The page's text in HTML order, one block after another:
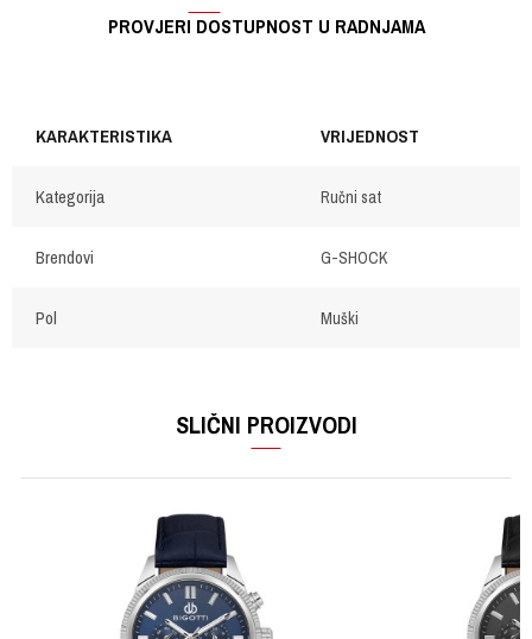
PROVJERI DOSTUPNOST U RADNJAMA
KARAKTERISTIKA VRIJEDNOST
Kategorija Ručni sat
Brendovi G-SHOCK
Pol Muški
SLIČNI PROIZVODI